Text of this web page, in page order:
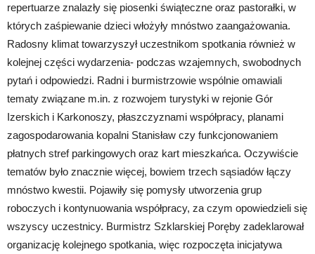
repertuarze znalazły się piosenki świąteczne oraz pastorałki, w
których zaśpiewanie dzieci włożyły mnóstwo zaangażowania.
Radosny klimat towarzyszył uczestnikom spotkania również w
kolejnej części wydarzenia- podczas wzajemnych, swobodnych
pytań i odpowiedzi. Radni i burmistrzowie wspólnie omawiali
tematy związane m.in. z rozwojem turystyki w rejonie Gór
Izerskich i Karkonoszy, płaszczyznami współpracy, planami
zagospodarowania kopalni Stanisław czy funkcjonowaniem
płatnych stref parkingowych oraz kart mieszkańca. Oczywiście
tematów było znacznie więcej, bowiem trzech sąsiadów łączy
mnóstwo kwestii. Pojawiły się pomysły utworzenia grup
roboczych i kontynuowania współpracy, za czym opowiedzieli się
wszyscy uczestnicy. Burmistrz Szklarskiej Poręby zadeklarował
organizację kolejnego spotkania, więc rozpoczęta inicjatywa